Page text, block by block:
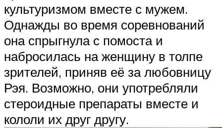
культуризмом вместе с мужем.
Однажды во время соревнований
она спрыгнула с помоста и
набросилась на женщину в толпе
зрителей, приняв её за любовницу
Рэя. Возможно, они употребляли
стероидные препараты вместе и
кололи их друг другу.